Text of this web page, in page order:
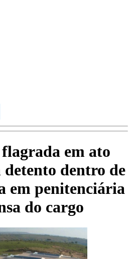
em ato
detento dentro de
em penitenciária
do cargo